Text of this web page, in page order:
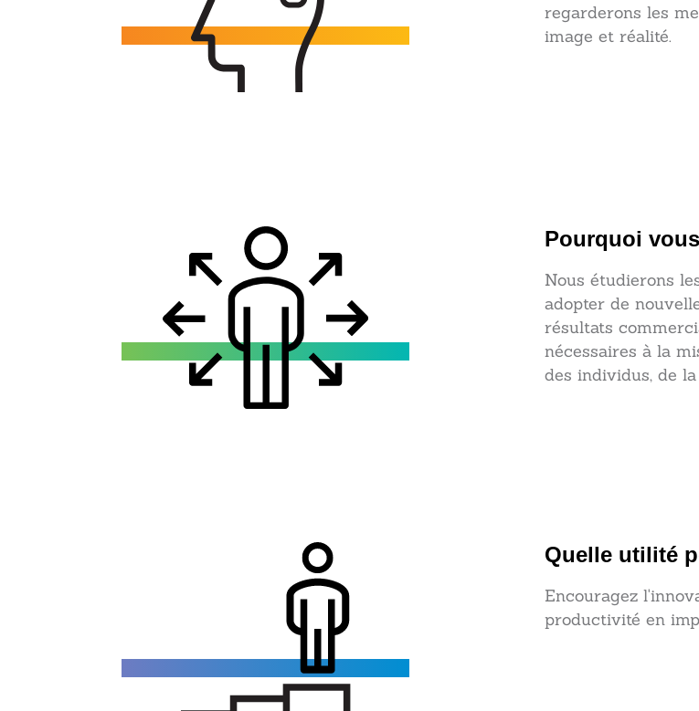
regarderons les
image et réalité.
Pourquoi
Nous étudierons
adopter de
résultats
nécessaires à la
des individus, de
Quelle utilité
Encouragez
productivité en